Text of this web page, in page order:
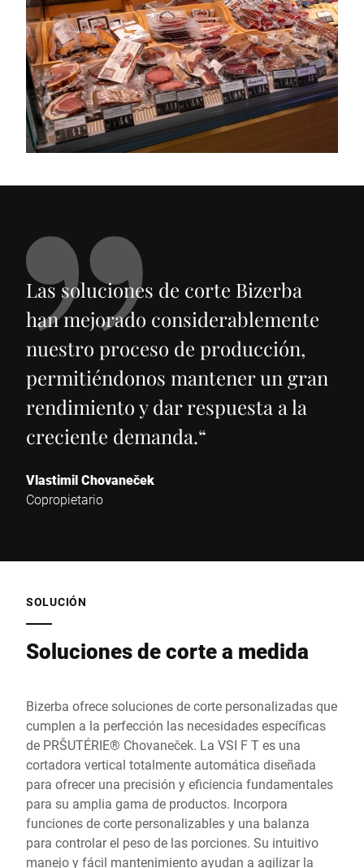
Las soluciones de corte Bizerba
han mejorado considerablemente
nuestro proceso de producción,
permitiéndonos mantener un gran
rendimiento y dar respuesta a la
creciente demanda.“
Vlastimil Chovaneček
Copropietario
SOLUCIÓN
Soluciones de corte a medida
Bizerba ofrece soluciones de corte personalizadas que
cumplen a la perfección las necesidades específicas
de PRŠUTÉRIE® Chovaneček. La VSI F T es una
cortadora vertical totalmente automática diseñada
para ofrecer una precisión y eficiencia fundamentales
para su amplia gama de productos. Incorpora
funciones de corte personalizables y una balanza
para controlar el peso de las porciones. Su intuitivo
manejo y fácil mantenimiento ayudan a agilizar la